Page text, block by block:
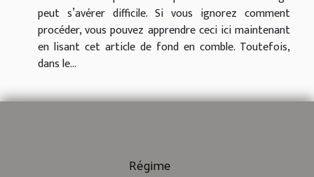
peut s’avérer difficile. Si vous ignorez comment
procéder, vous pouvez apprendre ceci ici maintenant
en lisant cet article de fond en comble. Toutefois,
dans le...
Régime